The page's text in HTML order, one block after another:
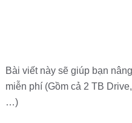
Bài viết này sẽ giúp bạn
miễn phí (Gồm cả 2 TB
…)